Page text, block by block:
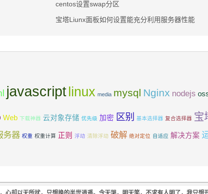
centos设置swap分区
宝塔Liunx面板如何设置能充分利用服务器性能
javascript linux media mysql Nginx nodejs
Web 下载神器 云对象存储 优先级 加密 区别 基本选择器 复合选择器 宝
务器 权重 权重计算 正则 浮动 清除浮动 破解 绝对定位 自适应 解决方案